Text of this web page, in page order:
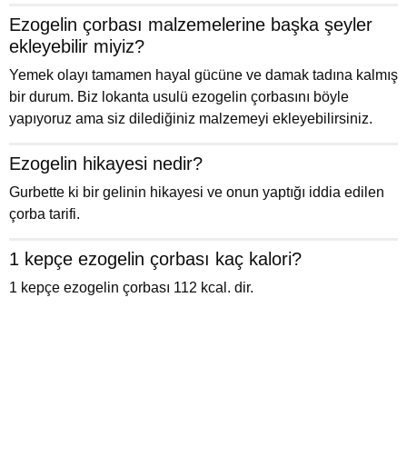
Ezogelin çorbası malzemelerine başka şeyler
ekleyebilir miyiz?
Yemek olayı tamamen hayal gücüne ve damak tadına kalmış
bir durum. Biz lokanta usulü ezogelin çorbasını böyle
yapıyoruz ama siz dilediğiniz malzemeyi ekleyebilirsiniz.
Ezogelin hikayesi nedir?
Gurbette ki bir gelinin hikayesi ve onun yaptığı iddia edilen
çorba tarifi.
1 kepçe ezogelin çorbası kaç kalori?
1 kepçe ezogelin çorbası 112 kcal. dir.